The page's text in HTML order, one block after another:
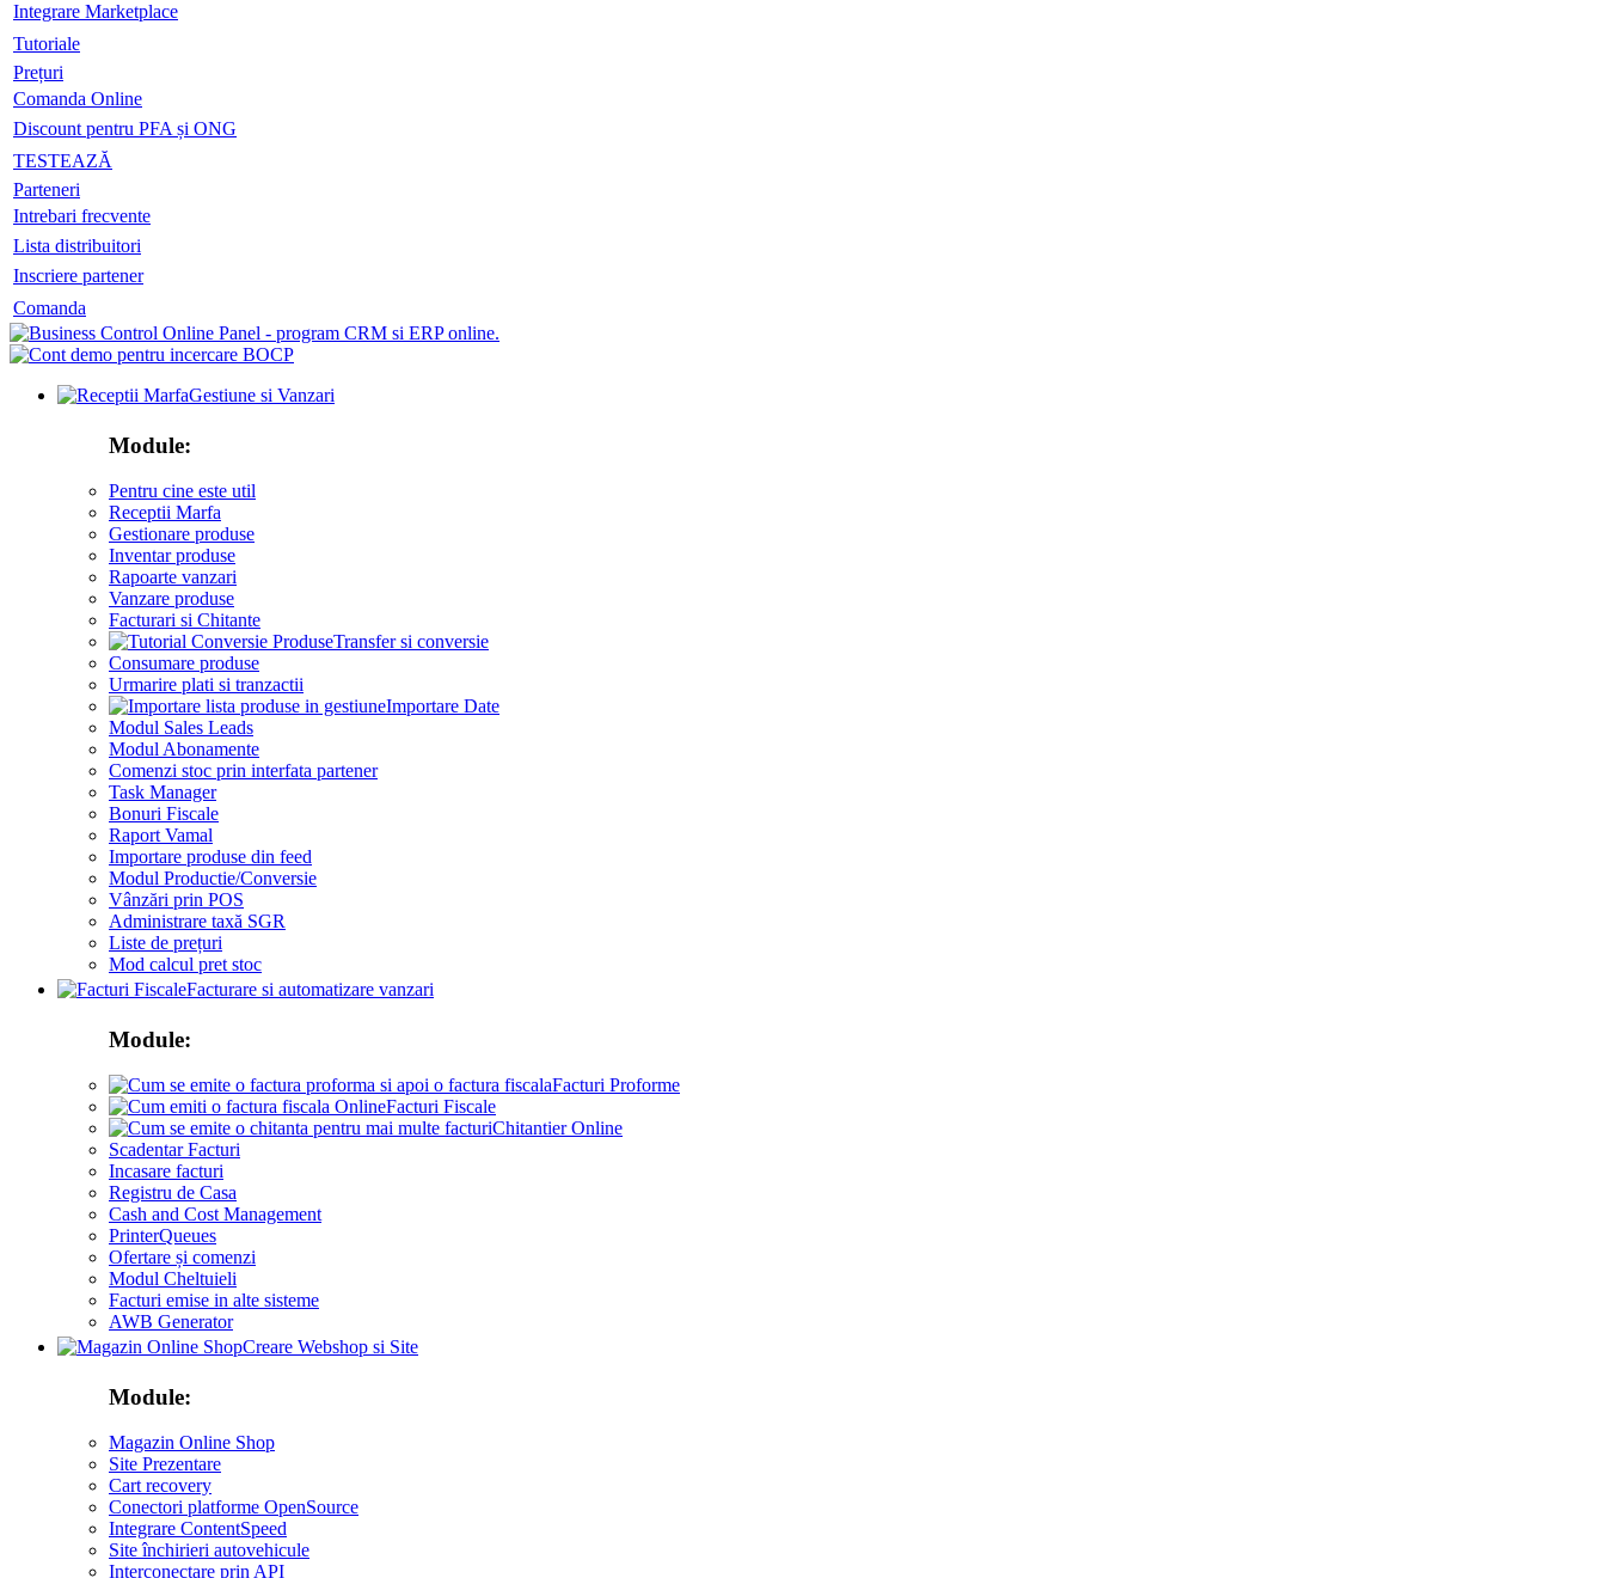
Integrare Marketplace
Tutoriale
Prețuri
Comanda Online
Discount pentru PFA și ONG
TESTEAZĂ
Parteneri
Intrebari frecvente
Lista distribuitori
Inscriere partener
Comanda
Gestiune si Vanzari
Module:
Pentru cine este util
Receptii Marfa
Gestionare produse
Inventar produse
Rapoarte vanzari
Vanzare produse
Facturari si Chitante
Transfer si conversie
Consumare produse
Urmarire plati si tranzactii
Importare Date
Modul Sales Leads
Modul Abonamente
Comenzi stoc prin interfata partener
Task Manager
Bonuri Fiscale
Raport Vamal
Importare produse din feed
Modul Productie/Conversie
Vânzări prin POS
Administrare taxă SGR
Liste de prețuri
Mod calcul pret stoc
Facturare si automatizare vanzari
Module:
Facturi Proforme
Facturi Fiscale
Chitantier Online
Scadentar Facturi
Incasare facturi
Registru de Casa
Cash and Cost Management
PrinterQueues
Ofertare și comenzi
Modul Cheltuieli
Facturi emise in alte sisteme
AWB Generator
Creare Webshop si Site
Module:
Magazin Online Shop
Site Prezentare
Cart recovery
Conectori platforme OpenSource
Integrare ContentSpeed
Site închirieri autovehicule
Interconectare prin API